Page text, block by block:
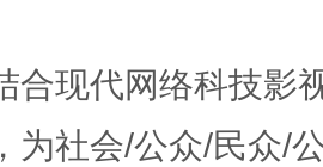
荒背后
合现代网络科技影
为社会/公众/民众/